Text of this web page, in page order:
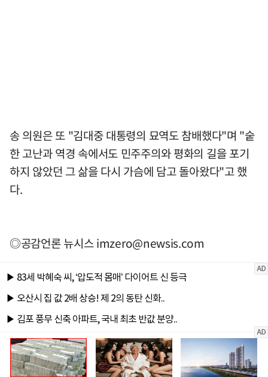
송 의원은 또 "김대중 대통령의 묘역도 참배했다"며 "숱
한 고난과 역경 속에서도 민주주의와 평화의 길을 포기
하지 않았던 그 삶을 다시 가슴에 담고 돌아왔다"고 했
다.
◎공감언론 뉴시스imzero@newsis.com